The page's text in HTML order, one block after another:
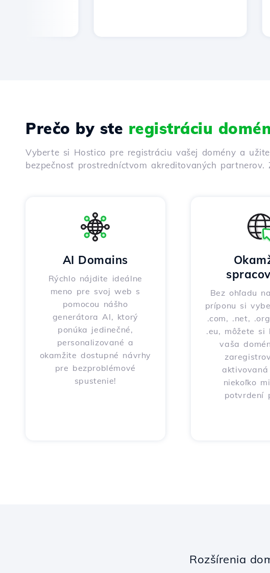
Prečo by ste registráciu
Vyberte si Hostico pre registráciu vašej domény a
bezpečnosť prostredníctvom akreditovaných
AI Domains
Rýchlo nájdite ideálne
meno pre svoj web s
pomocou nášho
generátora AI, ktorý
ponúka jedinečné,
personalizované a
okamžite dostupné návrhy
pre bezproblémové
spustenie!
Bez ohľadu
príponu si
.com, .net,
.eu, môžete
vaša
niekoľko
potvrdení
Rozšírenia